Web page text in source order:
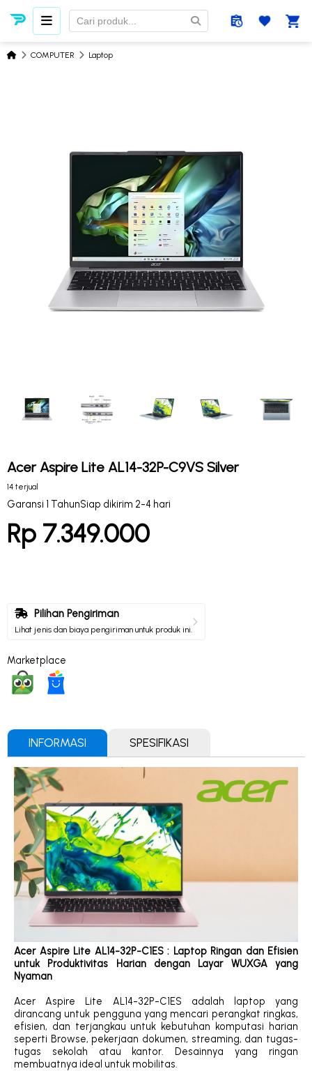
COMPUTER Laptop
Acer Aspire Lite AL14-32P-C9VS Silver
14 terjual
Garansi 1 TahunSiap dikirim 2-4 hari
Rp 7.349.000
Pilihan Pengiriman
Lihat jenis dan biaya pengiriman untuk produk ini.
Marketplace
INFORMASI SPESIFIKASI
Acer Aspire Lite AL14-32P-C1ES : Laptop Ringan dan Efisien
untuk Produktivitas Harian dengan Layar WUXGA yang
Nyaman
Acer Aspire Lite AL14-32P-C1ES adalah laptop yang
dirancang untuk pengguna yang mencari perangkat ringkas,
efisien, dan terjangkau untuk kebutuhan komputasi harian
seperti Browse, pekerjaan dokumen, streaming, dan tugas-
tugas sekolah atau kantor. Desainnya yang ringan
membuatnya ideal untuk mobilitas.